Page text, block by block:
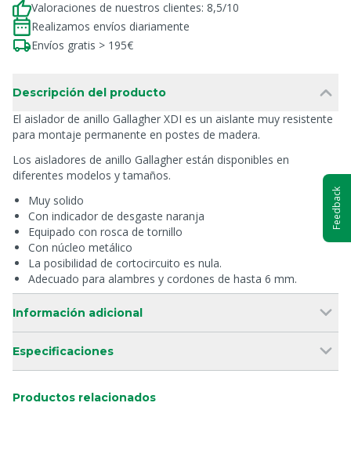
Valoraciones de nuestros clientes: 8,5/10
Realizamos envíos diariamente
Envíos gratis > 195€
Descripción del producto
El aislador de anillo Gallagher XDI es un aislante muy resistente
para montaje permanente en postes de madera.
Los aisladores de anillo Gallagher están disponibles en
diferentes modelos y tamaños.
Muy solido
Con indicador de desgaste naranja
Equipado con rosca de tornillo
Con núcleo metálico
La posibilidad de cortocircuito es nula.
Adecuado para alambres y cordones de hasta 6 mm.
Información adicional
Especificaciones
Productos relacionados
Feedback